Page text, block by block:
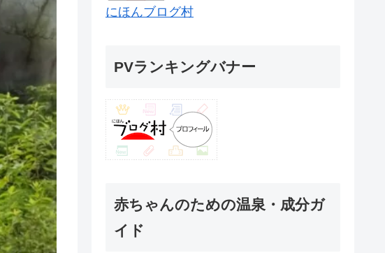
にほんブログ村
PVランキングバナー
赤ちゃんのための温泉・成分ガ
イド